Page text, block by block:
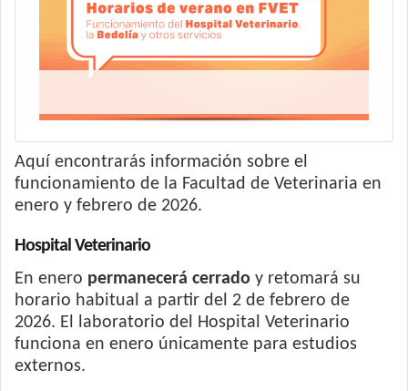
Aquí encontrarás información sobre el
funcionamiento de la Facultad de Veterinaria en
enero y febrero de 2026.
Hospital Veterinario
En enero permanecerá cerrado y retomará su
horario habitual a partir del 2 de febrero de
2026. El laboratorio del Hospital Veterinario
funciona en enero únicamente para estudios
externos.